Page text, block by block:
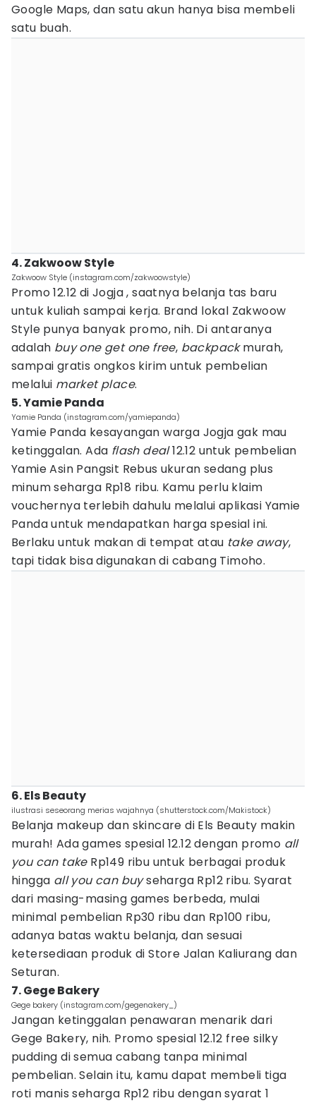
Google Maps, dan satu akun hanya bisa membeli
satu buah.
4. Zakwoow Style
Zakwoow Style (instagram.com/zakwoowstyle)
Promo 12.12 di Jogja , saatnya belanja tas baru
untuk kuliah sampai kerja. Brand lokal Zakwoow
Style punya banyak promo, nih. Di antaranya
adalah buy one get one free, backpackmurah,
sampai gratis ongkos kirim untuk pembelian
melalui market place.
5. Yamie Panda
Yamie Panda (instagram.com/yamiepanda)
Yamie Panda kesayangan warga Jogja gak mau
ketinggalan. Ada flash deal12.12 untuk pembelian
Yamie Asin Pangsit Rebus ukuran sedang plus
minum seharga Rp18 ribu. Kamu perlu klaim
vouchernya terlebih dahulu melalui aplikasi Yamie
Panda untuk mendapatkan harga spesial ini.
Berlaku untuk makan di tempat atau take away,
tapi tidak bisa digunakan di cabang Timoho.
6. Els Beauty
ilustrasi seseorang merias wajahnya (shutterstock.com/Makistock)
Belanja makeup dan skincare di Els Beauty makin
murah! Ada games spesial 12.12 dengan promo all
you can takeRp149 ribu untuk berbagai produk
hingga all you can buyseharga Rp12 ribu. Syarat
dari masing-masing games berbeda, mulai
minimal pembelian Rp30 ribu dan Rp100 ribu,
adanya batas waktu belanja, dan sesuai
ketersediaan produk di Store Jalan Kaliurang dan
Seturan.
7. Gege Bakery
Gege bakery (instagram.com/gegenakery_)
Jangan ketinggalan penawaran menarik dari
Gege Bakery, nih. Promo spesial 12.12 free silky
pudding di semua cabang tanpa minimal
pembelian. Selain itu, kamu dapat membeli tiga
roti manis seharga Rp12 ribu dengan syarat 1